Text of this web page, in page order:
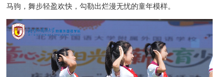
马驹，舞步轻盈欢快，勾勒出烂漫无忧的童年模样。